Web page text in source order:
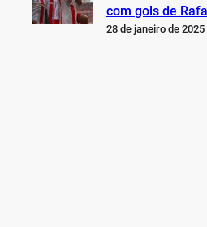
com gols de
28 de janeiro de 2025